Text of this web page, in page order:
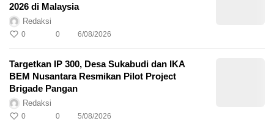
2026 di Malaysia
Redaksi
0 0 6/08/2026
Targetkan IP 300, Desa Sukabudi dan IKA
BEM Nusantara Resmikan Pilot Project
Brigade Pangan
Redaksi
0 0 5/08/2026